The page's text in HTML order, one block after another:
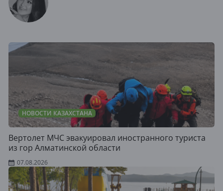
НОВОСТИ КАЗАХСТАНА
Вертолет МЧС эвакуировал иностранного туриста
из гор Алматинской области
07.08.2026